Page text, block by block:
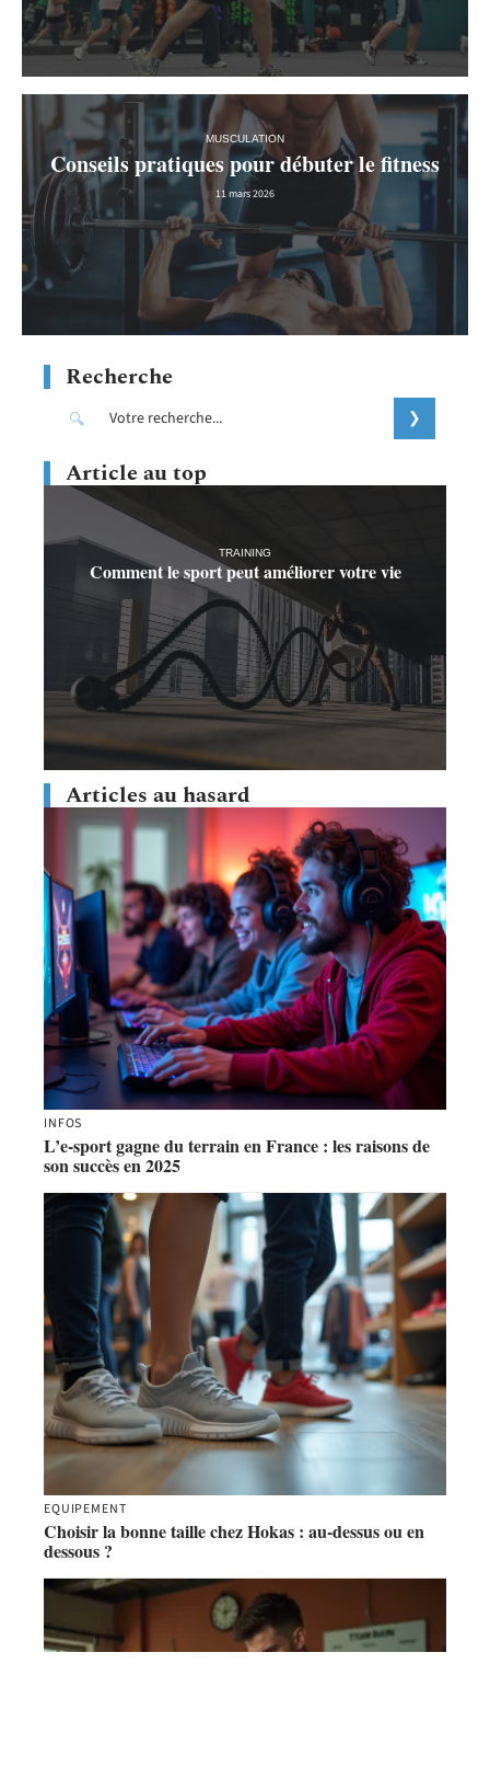
MUSCULATION
Conseils pratiques pour débuter le fitness
11 mars 2026
Recherche
Article au top
TRAINING
Comment le sport peut améliorer votre vie
Articles au hasard
INFOS
L’e-sport gagne du terrain en France : les raisons de
son succès en 2025
EQUIPEMENT
Choisir la bonne taille chez Hokas : au-dessus ou en
dessous ?